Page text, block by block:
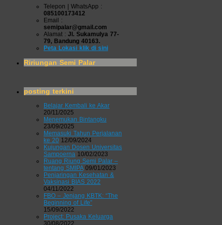
Telepon | WhatsApp :
085100173412
Email :
semipalar@gmail.com
Alamat : Jl. Sukamulya 77-
79, Bandung 40163.
Peta Lokasi klik di sini
Ririungan Semi Palar
posting terkini
Belajar Kembali ke Akar
20/11/2025
Menemukan Bintangku
23/09/2025
Memasuki Tahun Perjalanan
ke 20 12/09/2024
Kujungan Dosen Universitas
Sampoerna 10/02/2023
Ruang Riung Semi Palar –
tentang SMIPA 09/01/2023
Penjaringan Kesehatan &
Vaksinasi BIAS 2022
04/11/2022
FBO – Jenjang KBTK: “The
Beginning of Life”
15/09/2022
Project: Pusaka Keluarga
30/08/2022